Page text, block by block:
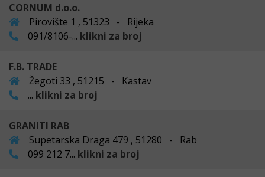
CORNUM d.o.o.
Pirovište 1 , 51323 - Rijeka
091/8106-... klikni za broj
F.B. TRADE
Žegoti 33 , 51215 - Kastav
... klikni za broj
GRANITI RAB
Supetarska Draga 479 , 51280 - Rab
099 212 7... klikni za broj